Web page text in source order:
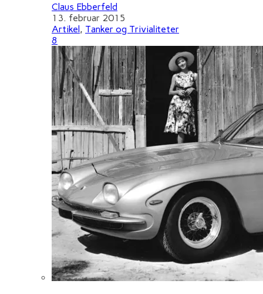
Claus Ebberfeld
13. februar 2015
Artikel, Tanker og Trivialiteter
8